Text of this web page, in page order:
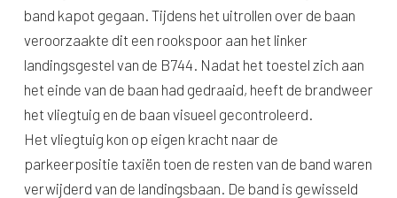
band kapot gegaan. Tijdens het uitrollen over de baan
veroorzaakte dit een rookspoor aan het linker
landingsgestel van de B744. Nadat het toestel zich aan
het einde van de baan had gedraaid, heeft de brandweer
het vliegtuig en de baan visueel gecontroleerd.
Het vliegtuig kon op eigen kracht naar de
parkeerpositie taxiën toen de resten van de band waren
verwijderd van de landingsbaan. De band is gewisseld